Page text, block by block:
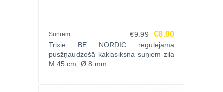
Suņiem €9.99 €8.00
Trixie BE NORDIC regulējama
pusžņaudzošā kaklasiksna suņiem zila
M 45 cm, Ø 8 mm